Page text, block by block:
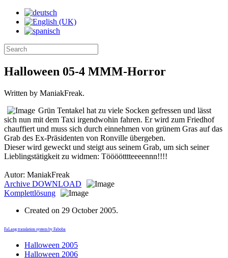
Halloween 05-4 MMM-Horror
Written by ManiakFreak.
Grün Tentakel hat zu viele Socken gefressen und lässt
sich nun mit dem Taxi irgendwohin fahren. Er wird zum Friedhof
chauffiert und muss sich durch einnehmen von grünem Gras auf das
Grab des Ex-Präsidenten von Ronville übergeben.
Dieser wird geweckt und steigt aus seinem Grab, um sich seiner
Lieblingstätigkeit zu widmen: Töööötttteeeennn!!!!
Autor: ManiakFreak
Archive DOWNLOAD
Komplettlösung
Created on 29 October 2005.
FaLang translation system by Faboba
Halloween 2005
Halloween 2006